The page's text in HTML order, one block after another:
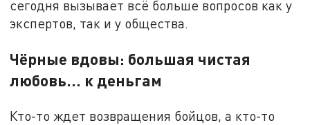
сегодня вызывает всё больше вопросов как у
экспертов, так и у общества.
Чёрные вдовы: большая чистая
любовь... к деньгам
Кто-то ждет возвращения бойцов, а кто-то